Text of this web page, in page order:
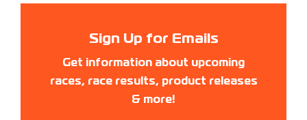
Sign Up for Emails
Get information about upcoming
races, race results, product releases
& more!